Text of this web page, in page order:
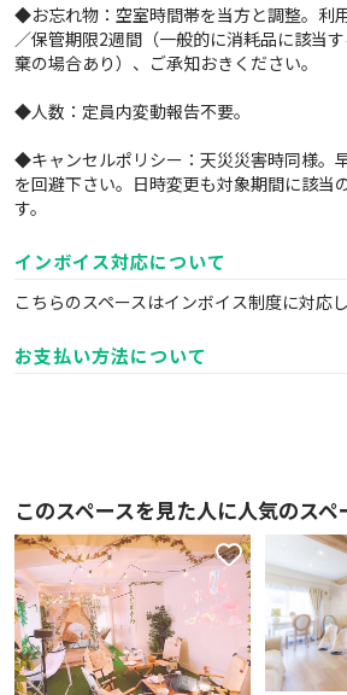
◆お忘れ物：空室時間帯を当方と調整。利
／保管期限2週間（一般的に消耗品に該当
棄の場合あり）、ご承知おきください。
◆人数：定員内変動報告不要。
◆キャンセルポリシー：天災災害時同様。
を回避下さい。日時変更も対象期間に該当
す。
インボイス対応について
こちらのスペースはインボイス制度に対応
お支払い方法について
このスペースを見た人に人気のスペ